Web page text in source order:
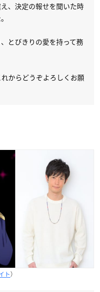
、決定の報せを聞いた時
とびきりの愛を持って務
からどうぞよろしくお願
ト）